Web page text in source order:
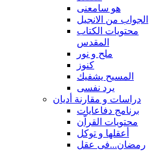
هو سامعنى
الجواب من الانجيل
محتويات الكتاب
المقدس
ملح و نور
كنوز
المسيح يشفيك
يرد نفسى
دراسات و مقارنة أديان
برنامج دفاعايات
محتويات القراّن
أعقلها و توكل
رمضان...فى عقل